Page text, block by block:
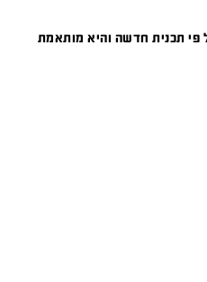
תכנית חדשה והיא מותאמת